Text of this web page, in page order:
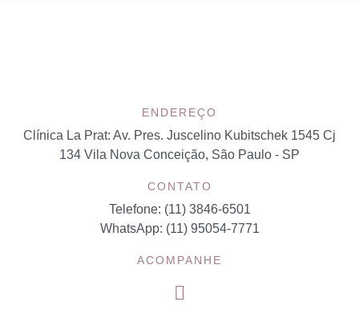
ENDEREÇO
Clínica La Prat: Av. Pres. Juscelino Kubitschek 1545 Cj
134 Vila Nova Conceição, São Paulo - SP
CONTATO
Telefone: (11) 3846-6501
WhatsApp: (11) 95054-7771
ACOMPANHE